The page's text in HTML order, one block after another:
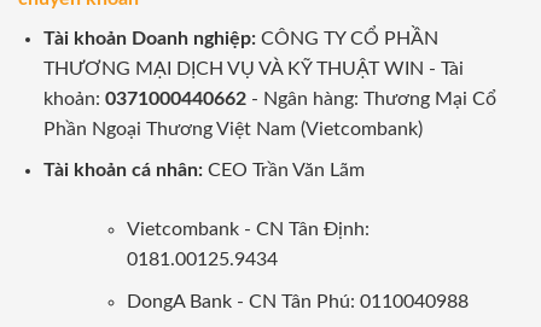
Tài khoản Doanh nghiệp:CÔNG TY CỔ PHẦN
THƯƠNG MẠI DỊCH VỤ VÀ KỸ THUẬT WIN - Tài
khoản: 0371000440662- Ngân hàng: Thương Mại Cổ
Phần Ngoại Thương Việt Nam (Vietcombank)
Tài khoản cá nhân: CEO Trần Văn Lãm
Vietcombank - CN Tân Định:
0181.00125.9434
DongA Bank - CN Tân Phú: 0110040988